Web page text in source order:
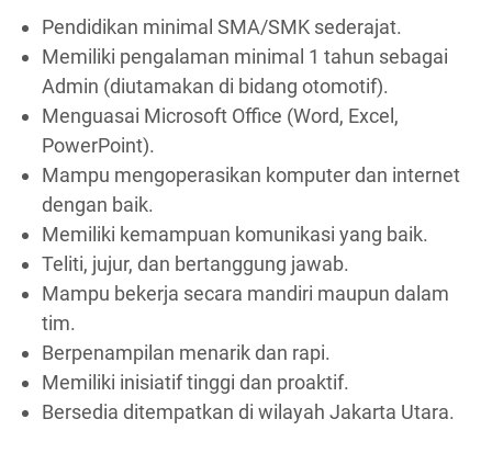
Pendidikan minimal SMA/SMK sederajat.
Memiliki pengalaman minimal 1 tahun sebagai
Admin (diutamakan di bidang otomotif).
Menguasai Microsoft Office (Word, Excel,
PowerPoint).
Mampu mengoperasikan komputer dan internet
dengan baik.
Memiliki kemampuan komunikasi yang baik.
Teliti, jujur, dan bertanggung jawab.
Mampu bekerja secara mandiri maupun dalam
tim.
Berpenampilan menarik dan rapi.
Memiliki inisiatif tinggi dan proaktif.
Bersedia ditempatkan di wilayah Jakarta Utara.